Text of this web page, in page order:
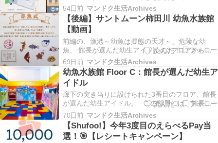
園を巡る ほぼ案内図の推奨ルートと同じ道のり。
ついでに前回の幼魚水族館動画から うなぎを切
り抜き、ショート動画化。 うなぎを隠すなら鰻
重の中 タイミング良く完全養殖ウナギがニ…
54日前 マンドク生活Archives
【後編】サントムーン柿田川 幼魚水族館
【動画】
前編の、漁港～幼魚は擬態の天才～、危険な幼
魚、 館長が選んだ幼生アイドルの3フロアから続
く後編。 幼魚と成魚を比べる、深海の幼魚を科
学する、 本当の海を知らない幼魚、水辺の幼魚を
見ていく。 幼魚水族館 Floor D～G そんな動画
の中から、1コーナーを 切り抜き動…
69日前 マンドク生活Archives
幼魚水族館 Floor C：館長が選んだ幼生ア
イドル
廊下の突き当りに設けられた3番目のフロア、館長
が選んだ幼生アイドル。 この部屋には、館長で
ある鈴木香里武氏の選んだアイドルベスト10の水
槽 に加えて、更にキンギョハナダイの水槽を含め
た計11槽が展示されていた。 そんな中でもNo.1
に輝く生き物が、歯の赤いアカモンガラ。…
70日前 マンドク生活Archives
【Shufoo!】今年3度目のえらべるPay当
選！🎯【レシートキャンペーン】